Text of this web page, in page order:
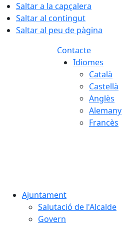
Saltar a la capçalera
Saltar al contingut
Saltar al peu de pàgina
Contacte
Idiomes
Català
Castellà
Anglès
Alemany
Francès
Ajuntament
Salutació de l'Alcalde
Govern